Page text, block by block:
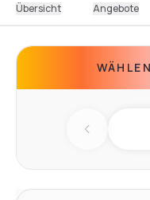
Übersicht Angebote
Previous